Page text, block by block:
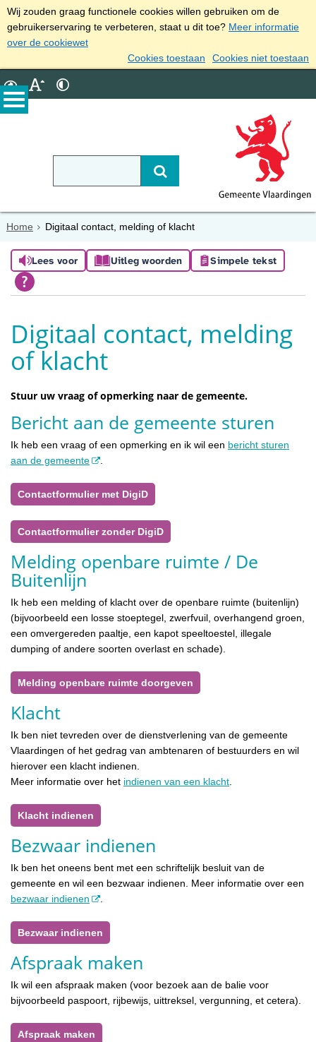
Wij zouden graag functionele cookies willen gebruiken om de
gebruikerservaring te verbeteren, staat u dit toe? Meer informatie
over de cookiewet
Cookies toestaan
Cookies niet toestaan
Home Digitaal contact, melding of klacht
Lees voor Uitleg woorden Simpele tekst
Digitaal contact, melding
of klacht
Stuur uw vraag of opmerking naar de gemeente.
Bericht aan de gemeente sturen
Ik heb een vraag of een opmerking en ik wil een bericht sturen
aan de gemeente
Contactformulier met DigiD
Contactformulier zonder DigiD
Melding openbare ruimte / De
Buitenlijn
Ik heb een melding of klacht over de openbare ruimte (buitenlijn)
(bijvoorbeeld een losse stoeptegel, zwerfvuil, overhangend groen,
een omvergereden paaltje, een kapot speeltoestel, illegale
dumping of andere soorten overlast en schade).
Melding openbare ruimte doorgeven
Klacht
Ik ben niet tevreden over de dienstverlening van de gemeente
Vlaardingen of het gedrag van ambtenaren of bestuurders en wil
hierover een klacht indienen.
Meer informatie over het indienen van een klacht
Klacht indienen
Bezwaar indienen
Ik ben het oneens bent met een schriftelijk besluit van de
gemeente en wil een bezwaar indienen. Meer informatie over een
bezwaar indienen
Bezwaar indienen
Afspraak maken
Ik wil een afspraak maken (voor bezoek aan de balie voor
bijvoorbeeld paspoort, rijbewijs, uittreksel, vergunning, et cetera).
Afspraak maken